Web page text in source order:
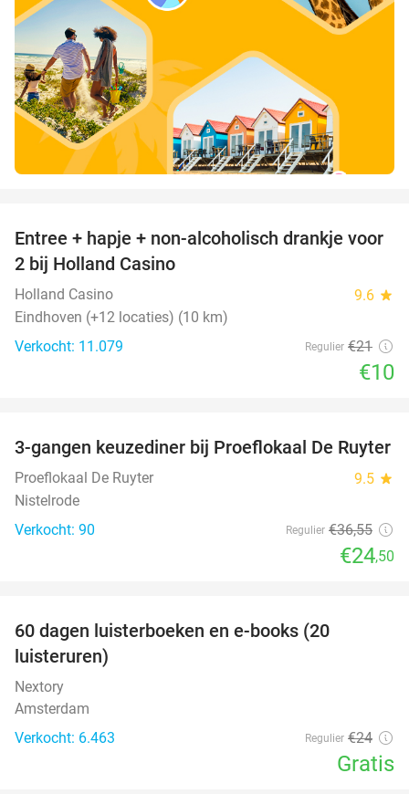
52%
Entree + hapje + non-alcoholisch drankje voor
2 bij Holland Casino
Holland Casino 9.6 star
Eindhoven (+12 locaties) (10 km)
Verkocht: 11.079
Regulier €21
€10
33%
3-gangen keuzediner bij Proeflokaal De Ruyter
Proeflokaal De Ruyter 9.5 star
Nistelrode
Verkocht: 90
Regulier €36,55
€24,50
60 dagen luisterboeken en e-books (20
luisteruren)
Nextory
Amsterdam
Verkocht: 6.463
Regulier €24
Gratis